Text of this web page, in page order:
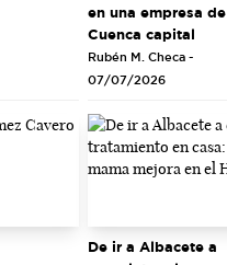
en una empresa de
Cuenca capital
Rubén M. Checa -
07/07/2026
De ir a Albacete a